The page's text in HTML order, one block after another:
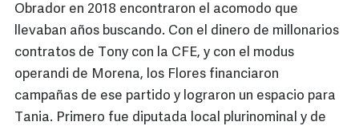
Obrador en 2018 encontraron el acomodo que
llevaban años buscando. Con el dinero de millonarios
contratos de Tony con la CFE, y con el modus
operandi de Morena, los Flores financiaron
campañas de ese partido y lograron un espacio para
Tania. Primero fue diputada local plurinominal y de